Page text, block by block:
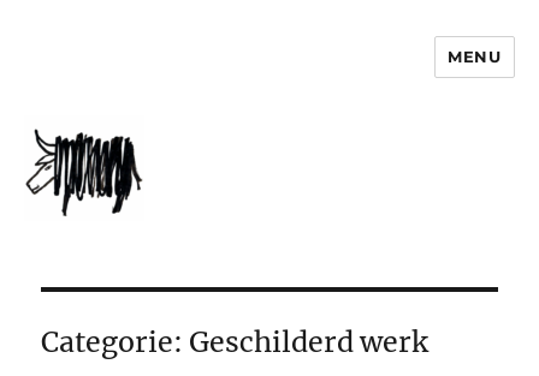
MENU
Categorie: Geschilderd werk